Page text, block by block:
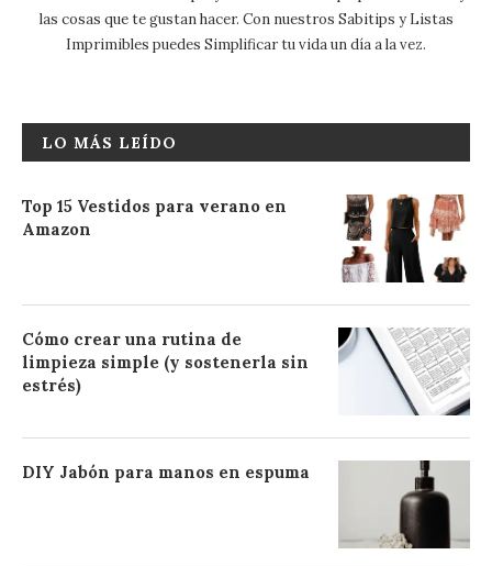
las cosas que te gustan hacer. Con nuestros Sabitips y Listas
Imprimibles puedes Simplificar tu vida un día a la vez.
LO MÁS LEÍDO
Top 15 Vestidos para verano en
Amazon
Cómo crear una rutina de
limpieza simple (y sostenerla sin
estrés)
DIY Jabón para manos en espuma